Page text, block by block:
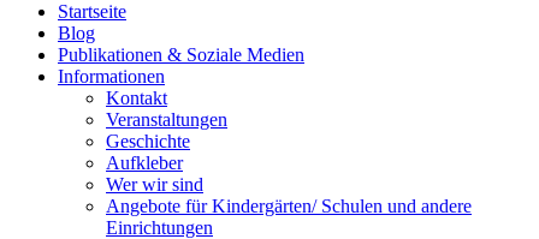
Startseite
Blog
Publikationen & Soziale Medien
Informationen
Kontakt
Veranstaltungen
Geschichte
Aufkleber
Wer wir sind
Angebote für Kindergärten/ Schulen und andere
Einrichtungen